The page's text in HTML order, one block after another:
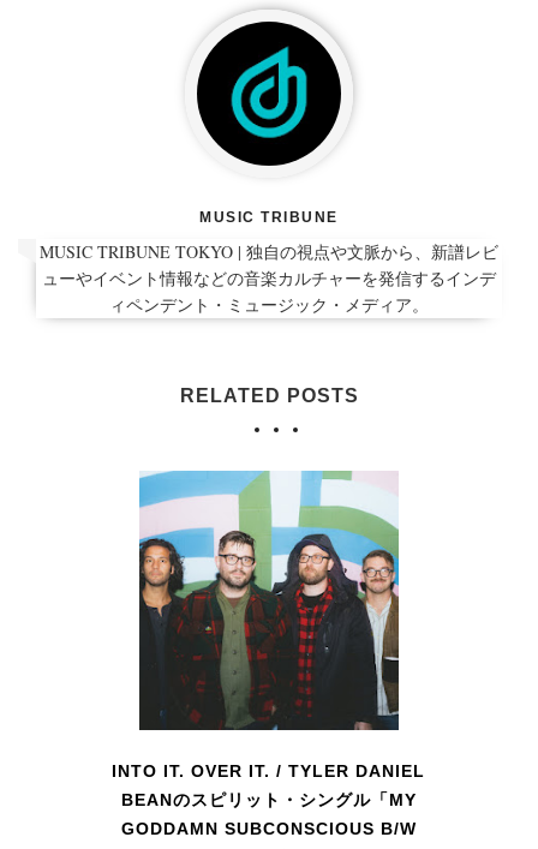
MUSIC TRIBUNE
MUSIC TRIBUNE TOKYO | 独自の視点や文脈から、新譜レビ
ューやイベント情報などの音楽カルチャーを発信するインデ
ィペンデント・ミュージック・メディア。
RELATED POSTS
INTO IT. OVER IT. / TYLER DANIEL
BEANのスピリット・シングル「MY
GODDAMN SUBCONSCIOUS B/W